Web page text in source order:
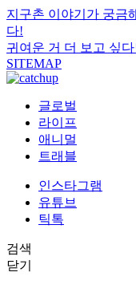
지구촌 이야기가 궁금
다!
귀여운 거 더 보고 싶
SITEMAP
글로벌
라이프
애니멀
트래블
인스타그램
유튜브
틱톡
검색
닫기